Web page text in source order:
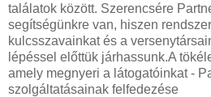
találatok között. Szerencsére
segítségünkre van, hiszen
kulcsszavainkat és a
lépéssel előttük járhassunk.A
amely megnyeri a látogatóinkat -
szolgáltatásainak felfedezése